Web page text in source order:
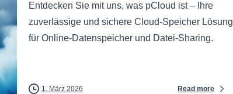
Entdecken Sie mit uns, was pCloud ist – Ihre
zuverlässige und sichere Cloud-Speicher Lösung
für Online-Datenspeicher und Datei-Sharing.
1. März 2026 Read more